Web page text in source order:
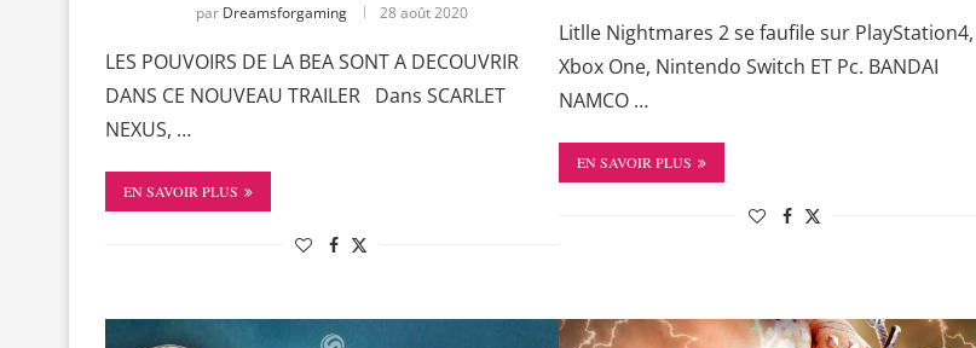
par Dreamsforgaming 28 août 2020
LES POUVOIRS DE LA BEA SONT A DECOUVRIR
DANS CE NOUVEAU TRAILER Dans SCARLET
NEXUS, …
EN SAVOIR PLUS
Litlle Nightmares 2 se faufile sur PlayStation4,
Xbox One, Nintendo Switch ET Pc. BANDAI
NAMCO …
EN SAVOIR PLUS